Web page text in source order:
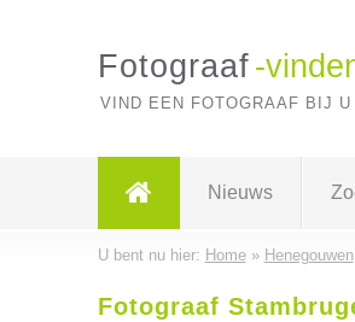
Fotograaf -
VIND EEN FOTOGRAAF BIJ
Nieuws
U bent nu hier: Home» Henegouwen
Fotograaf